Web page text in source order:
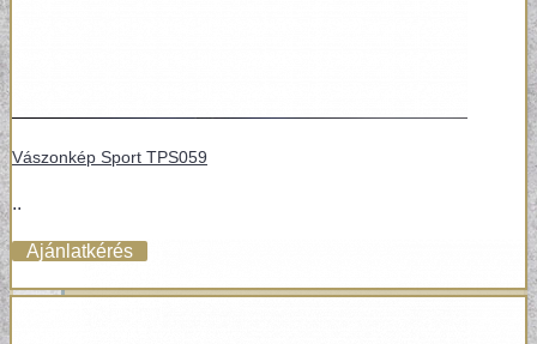
Vászonkép Sport TPS059
..
Ajánlatkérés